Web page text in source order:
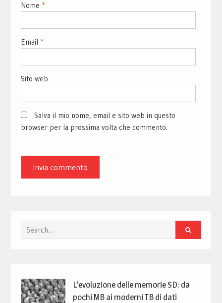
Nome *
Email *
Sito web
Salva il mio nome, email e sito web in questo
browser per la prossima volta che commento.
Search
for:
L’evoluzione delle memorie SD: da
pochi MB ai moderni TB di dati